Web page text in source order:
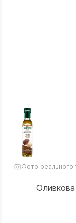
Фото реального
Оливкова